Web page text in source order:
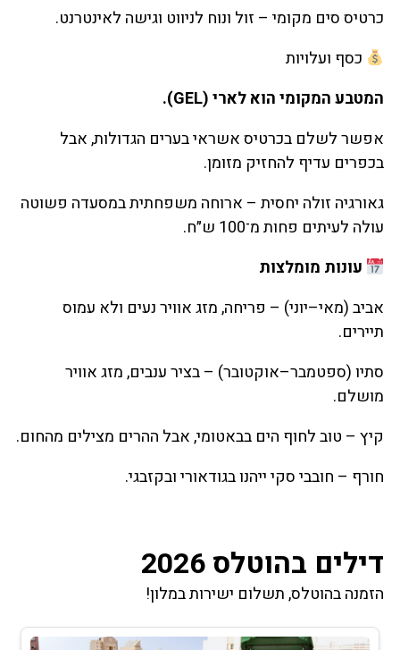
כרטיס סים מקומי – זול ונוח לניווט וגישה לאינטרנט.
כסף ועלויות
המטבע המקומי הוא לארי (GEL).
אפשר לשלם בכרטיס אשראי בערים הגדולות, אבל
בכפרים עדיף להחזיק מזומן.
גאורגיה זולה יחסית – ארוחה משפחתית במסעדה פשוטה
עולה לעיתים פחות מ־100 ש״ח.
עונות מומלצות
אביב (מאי–יוני) – פריחה, מזג אוויר נעים ולא עמוס
תיירים.
סתיו (ספטמבר–אוקטובר) – בציר ענבים, מזג אוויר
מושלם.
קיץ – טוב לחוף הים בבאטומי, אבל ההרים מצילים מהחום.
חורף – חובבי סקי ייהנו בגודאורי ובקזבגי.
דילים בהוטלס 2026
הזמנה בהוטלס, תשלום ישירות במלון!